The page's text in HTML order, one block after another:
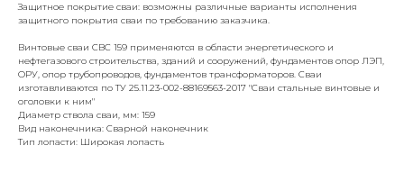
Защитное покрытие сваи: возможны различные варианты исполнения
защитного покрытия сваи по требованию заказчика.
Винтовые сваи СВС 159 применяются в области энергетического и
нефтегазового строительства, зданий и сооружений, фундаментов опор ЛЭП,
ОРУ, опор трубопроводов, фундаментов трансформаторов. Сваи
изготавливаются по ТУ 25.11.23-002-88169563-2017 "Сваи стальные винтовые и
оголовки к ним"
Диаметр ствола сваи, мм: 159
Вид наконечника: Сварной наконечник
Тип лопасти: Широкая лопасть